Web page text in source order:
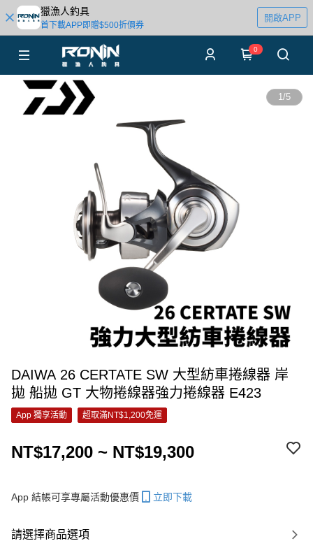
獵漁人釣具
首下載APP即贈$500折價券
開啟APP
0
1/5
DAIWA 26 CERTATE SW 大型紡車捲線器 岸
拋 船拋 GT 大物捲線器強力捲線器 E423
App 獨享活動 超取滿NT$1,200免運
NT$17,200 ~ NT$19,300
App 結帳可享專屬活動優惠價 立即下載
請選擇商品選項